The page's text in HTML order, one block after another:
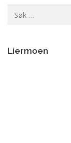
etter:
Liermoen